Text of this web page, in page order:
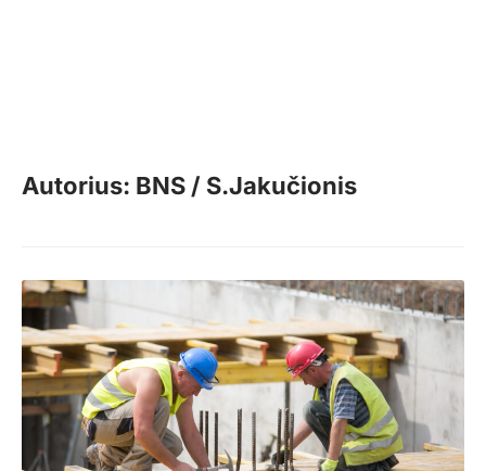
Autorius: BNS / S.Jakučionis